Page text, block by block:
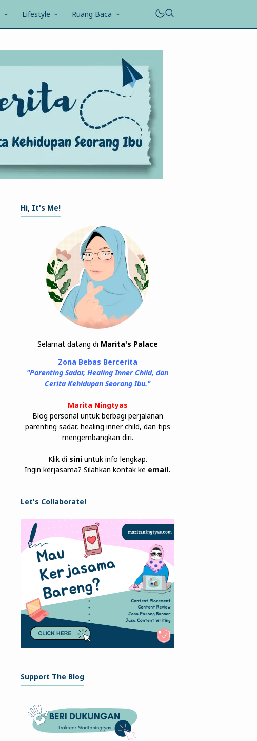
Lifestyle Ruang Baca
Hi, It's Me!
Selamat datang di Marita's Palace
Zona Bebas Bercerita
"Parenting Sadar, Healing Inner Child, dan
Cerita Kehidupan Seorang Ibu."
Marita Ningtyas
Blog personal untuk berbagi perjalanan
parenting sadar, healing inner child, dan tips
mengembangkan diri.
Klik di sini untuk info lengkap.
Ingin kerjasama? Silahkan kontak ke email.
Let's Collaborate!
Support The Blog